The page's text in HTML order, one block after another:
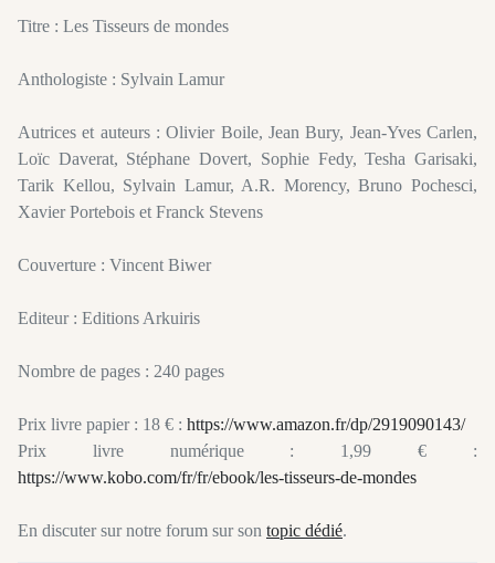
Titre : Les Tisseurs de mondes
Anthologiste : Sylvain Lamur
Autrices et auteurs : Olivier Boile, Jean Bury, Jean-Yves Carlen,
Loïc Daverat, Stéphane Dovert, Sophie Fedy, Tesha Garisaki,
Tarik Kellou, Sylvain Lamur, A.R. Morency, Bruno Pochesci,
Xavier Portebois et Franck Stevens
Couverture : Vincent Biwer
Editeur : Editions Arkuiris
Nombre de pages : 240 pages
Prix livre papier : 18 € : https://www.amazon.fr/dp/2919090143/
Prix livre numérique : 1,99 € :
https://www.kobo.com/fr/fr/ebook/les-tisseurs-de-mondes
En discuter sur notre forum sur son topic dédié.